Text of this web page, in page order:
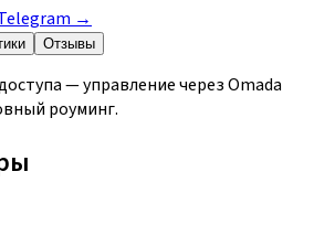
→
Отзывы
— управление через Omada
роуминг.